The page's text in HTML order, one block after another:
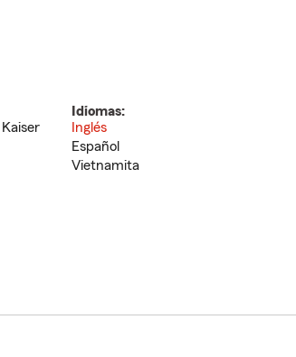
Idiomas:
Inglés
Español
Vietnamita